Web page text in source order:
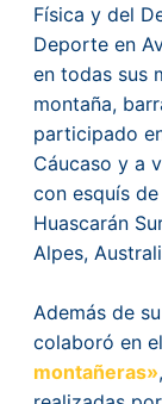
Física y del
Deporte en
en todas sus
montaña,
participado
Cáucaso y a
con esquís
Huascarán
Alpes,
Además de
colaboró en
montañeras»